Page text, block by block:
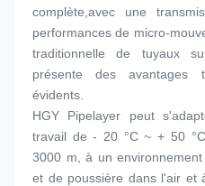
complète,avec une
performances de micro-
traditionnelle de tuyaux
présente des avantages
évidents.
HGY Pipelayer peut
travail de - 20 °C ~ + 50
3000 m, à un
et de poussière dans l'air et